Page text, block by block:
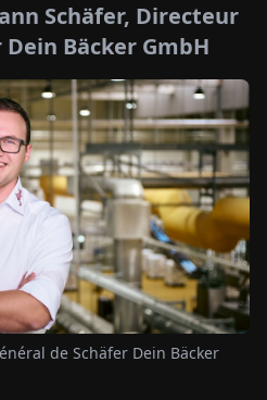
Schäfer, Directeur
Bäcker GmbH
de Schäfer Dein Bäcker